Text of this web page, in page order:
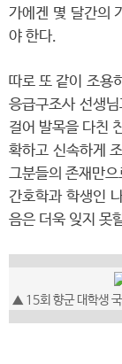
가에겐 몇 달간의
야 한다.
따로 또 같이 조용
응급구조사 선생
걸어 발목을 다친
확하고 신속하게
그분들의 존재만
간호학과 학생인
음은 더욱 잊지 못
▲ 15회 향군 대학생